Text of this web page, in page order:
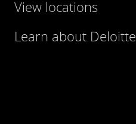
View locations
Learn about Deloitte